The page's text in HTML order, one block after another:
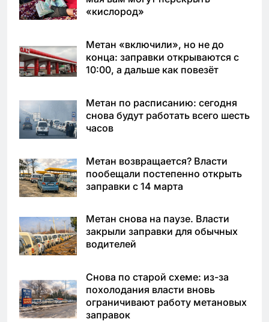
«кислород»
Метан «включили», но не до
конца: заправки открываются с
10:00, а дальше как повезёт
Метан по расписанию: сегодня
снова будут работать всего шесть
часов
Метан возвращается? Власти
пообещали постепенно открыть
заправки с 14 марта
Метан снова на паузе. Власти
закрыли заправки для обычных
водителей
Снова по старой схеме: из-за
похолодания власти вновь
ограничивают работу метановых
заправок